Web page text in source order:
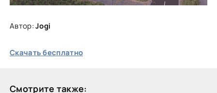
Автор:Jogi
Скачать бесплатно
Смотрите также: